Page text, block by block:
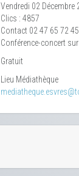
Vendredi 02 Décembre
Clics : 4857
Contact 02 47 65 72 45
Conférence-concert
Gratuit
Lieu Médiathèque